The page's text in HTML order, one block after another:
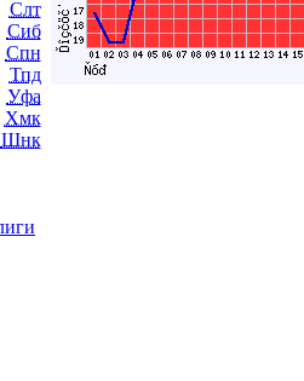
Слт
Сиб
Спн
Тпд
Уфа
Хмк
Шнк